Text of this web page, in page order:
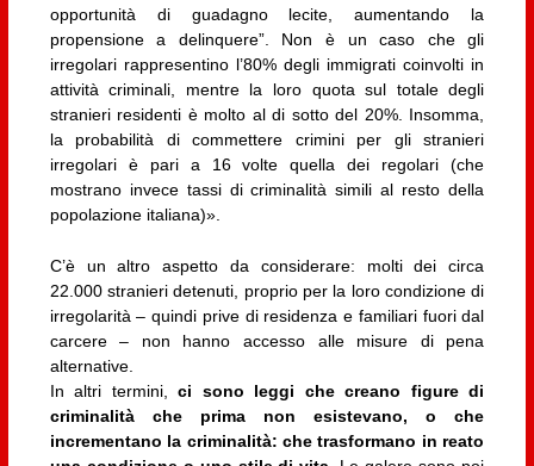
opportunità di guadagno lecite, aumentando la
propensione a delinquere”. Non è un caso che gli
irregolari rappresentino l’80% degli immigrati coinvolti in
attività criminali, mentre la loro quota sul totale degli
stranieri residenti è molto al di sotto del 20%. Insomma,
la probabilità di commettere crimini per gli stranieri
irregolari è pari a 16 volte quella dei regolari (che
mostrano invece tassi di criminalità simili al resto della
popolazione italiana)».
C’è un altro aspetto da considerare: molti dei circa
22.000 stranieri detenuti, proprio per la loro condizione di
irregolarità – quindi prive di residenza e familiari fuori dal
carcere – non hanno accesso alle misure di pena
alternative.
In altri termini,ci sono leggi che creano figure di
criminalità che prima non esistevano, o che
incrementano la criminalità: che trasformano in reato